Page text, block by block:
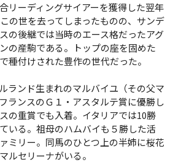
リーディングサイアーを獲得した翌年
この世を去ってしまったものの、サンデ
の後継では当時のエース格だったアグ
の産駒である。トップの座を固めた
種付けされた豊作の世代だった。
ランド生まれのマルバイユ（その父マ
ランスのＧ１・アスタルテ賞に優勝し
の重賞でも入着。イタリアでは10勝
いる。祖母のハムバイも５勝した活
ミリー。同馬のひとつ上の半姉に桜花
ルセリーナがいる。